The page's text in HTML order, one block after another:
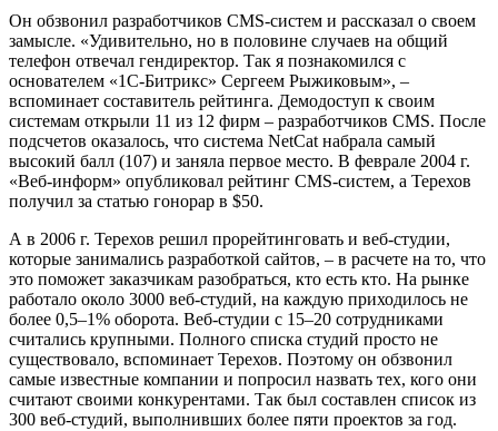
Он обзвонил разработчиков CMS-систем и рассказал о своем
замысле. «Удивительно, но в половине случаев на общий
телефон отвечал гендиректор. Так я познакомился с
основателем «1С-Битрикс» Сергеем Рыжиковым», –
вспоминает составитель рейтинга. Демодоступ к своим
системам открыли 11 из 12 фирм – разработчиков CMS. После
подсчетов оказалось, что система NetCat набрала самый
высокий балл (107) и заняла первое место. В феврале 2004 г.
«Веб-информ» опубликовал рейтинг CMS-систем, а Терехов
получил за статью гонорар в $50.
А в 2006 г. Терехов решил прорейтинговать и веб-студии,
которые занимались разработкой сайтов, – в расчете на то, что
это поможет заказчикам разобраться, кто есть кто. На рынке
работало около 3000 веб-студий, на каждую приходилось не
более 0,5–1% оборота. Веб-студии с 15–20 сотрудниками
считались крупными. Полного списка студий просто не
существовало, вспоминает Терехов. Поэтому он обзвонил
самые известные компании и попросил назвать тех, кого они
считают своими конкурентами. Так был составлен список из
300 веб-студий, выполнивших более пяти проектов за год.